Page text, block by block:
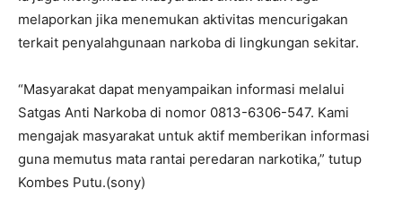
melaporkan jika menemukan aktivitas mencurigakan
terkait penyalahgunaan narkoba di lingkungan sekitar.
“Masyarakat dapat menyampaikan informasi melalui
Satgas Anti Narkoba di nomor 0813-6306-547. Kami
mengajak masyarakat untuk aktif memberikan informasi
guna memutus mata rantai peredaran narkotika,” tutup
Kombes Putu.(sony)